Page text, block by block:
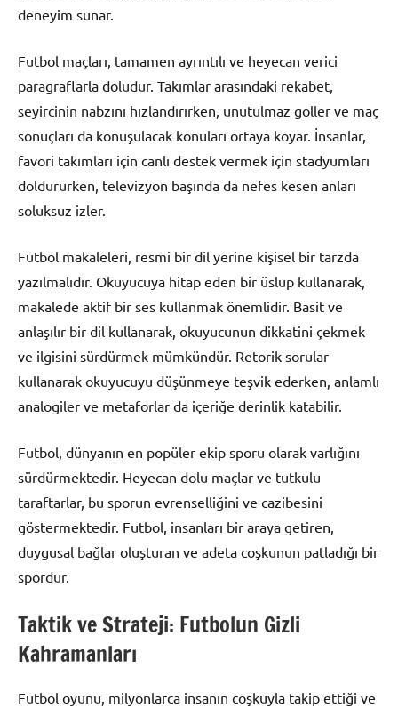
deneyim sunar.
Futbol maçları, tamamen ayrıntılı ve heyecan verici
paragraflarla doludur. Takımlar arasındaki rekabet,
seyircinin nabzını hızlandırırken, unutulmaz goller ve maç
sonuçları da konuşulacak konuları ortaya koyar. İnsanlar,
favori takımları için canlı destek vermek için stadyumları
doldururken, televizyon başında da nefes kesen anları
soluksuz izler.
Futbol makaleleri, resmi bir dil yerine kişisel bir tarzda
yazılmalıdır. Okuyucuya hitap eden bir üslup kullanarak,
makalede aktif bir ses kullanmak önemlidir. Basit ve
anlaşılır bir dil kullanarak, okuyucunun dikkatini çekmek
ve ilgisini sürdürmek mümkündür. Retorik sorular
kullanarak okuyucuyu düşünmeye teşvik ederken, anlamlı
analogiler ve metaforlar da içeriğe derinlik katabilir.
Futbol, dünyanın en popüler ekip sporu olarak varlığını
sürdürmektedir. Heyecan dolu maçlar ve tutkulu
taraftarlar, bu sporun evrenselliğini ve cazibesini
göstermektedir. Futbol, insanları bir araya getiren,
duygusal bağlar oluşturan ve adeta coşkunun patladığı bir
spordur.
Taktik ve Strateji: Futbolun Gizli
Kahramanları
Futbol oyunu, milyonlarca insanın coşkuyla takip ettiği ve